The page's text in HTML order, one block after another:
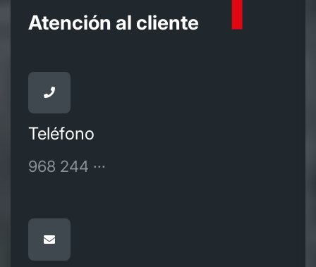
Atención al cliente
Teléfono
968 244 ···